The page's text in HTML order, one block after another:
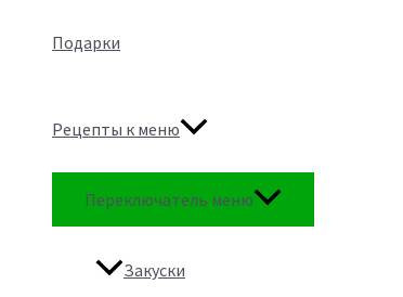
Подарки
Рецепты к меню
Переключатель меню
Закуски